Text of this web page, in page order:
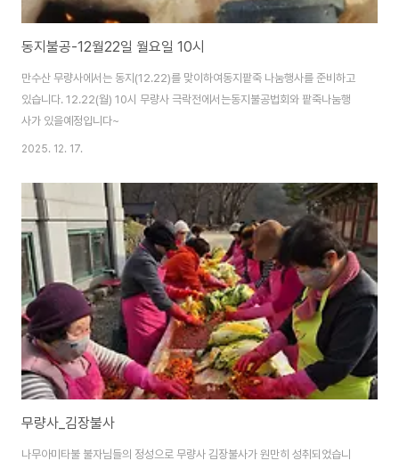
동지불공-12월22일 월요일 10시
만수산 무량사에서는 동지(12.22)를 맞이하여동지팥죽 나눔행사를 준비하고
있습니다. 12.22(월) 10시 무량사 극락전에서는동지불공법회와 팥죽나눔행
사가 있을예정입니다~
2025. 12. 17.
무량사_김장불사
나무아미타불 불자님들의 정성으로 무량사 김장불사가 원만히 성취되었습니